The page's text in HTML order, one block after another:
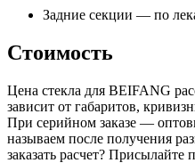
Задние секции — по
Стоимость
Цена стекла для BEIFANG
зависит от габаритов,
При серийном заказе —
называем после получения
заказать расчет? Присылайте